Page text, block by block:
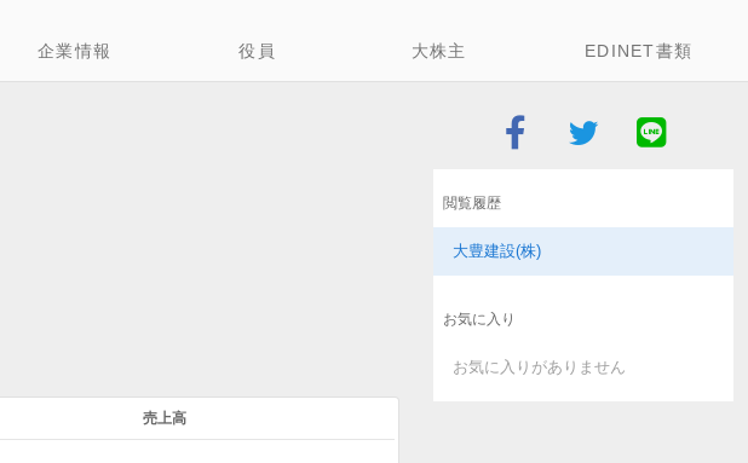
企業情報 役員 大株主 EDINET書類
閲覧履歴
大豊建設(株)
お気に入り
お気に入りがありません